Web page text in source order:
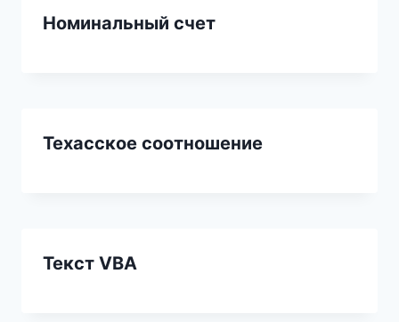
Номинальный счет
Техасское соотношение
Текст VBA